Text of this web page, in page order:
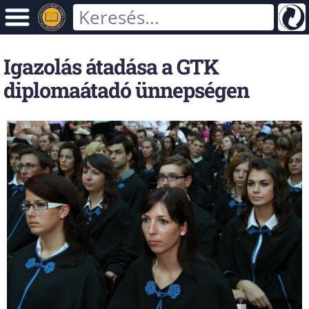
Igazolás átadása a GTK
diplomaátadó ünnepségen